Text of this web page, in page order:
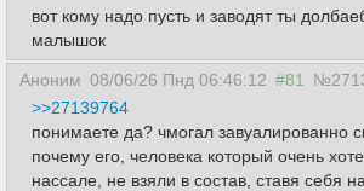
вот кому надо пусть и заводят ты
малышок
Аноним 08/06/26 Пнд 06:46:12 #81
>>27139764
понимаете да? чмогал завуалированно
почему его, человека который очень
нассале, не взяли в состав, ставя себя